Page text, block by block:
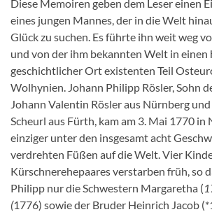
Diese Memoiren geben dem Leser einen
eines jungen Mannes, der in die Welt
Glück zu suchen. Es führte ihn weit weg
und von der ihm bekannten Welt in einen
geschichtlicher Ort existenten Teil
Wolhynien. Johann Philipp Rösler, Sohn
Johann Valentin Rösler aus Nürnberg
Scheurl aus Fürth, kam am 3. Mai 1770 in
einziger unter den insgesamt acht
verdrehten Füßen auf die Welt. Vier
Kürschnerehepaares verstarben früh, so
Philipp nur die Schwestern Margaretha (
(1776) sowie der Bruder Heinrich Jacob